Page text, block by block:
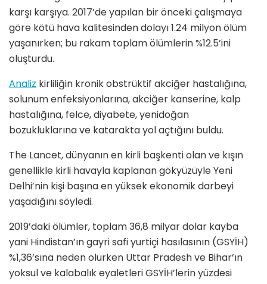
karşı karşıya. 2017’de yapılan bir önceki çalışmaya
göre kötü hava kalitesinden dolayı 1.24 milyon ölüm
yaşanırken; bu rakam toplam ölümlerin %12.5’ini
oluşturdu.
Analiz kirliliğin kronik obstrüktif akciğer hastalığına,
solunum enfeksiyonlarına, akciğer kanserine, kalp
hastalığına, felce, diyabete, yenidoğan
bozukluklarına ve katarakta yol açtığını buldu.
The Lancet, dünyanın en kirli başkenti olan ve kışın
genellikle kirli havayla kaplanan gökyüzüyle Yeni
Delhi’nin kişi başına en yüksek ekonomik darbeyi
yaşadığını söyledi.
2019’daki ölümler, toplam 36,8 milyar dolar kayba
yani Hindistan’ın gayri safi yurtiçi hasılasının (GSYİH)
%1,36’sına neden olurken Uttar Pradesh ve Bihar’ın
yoksul ve kalabalık eyaletleri GSYİH’lerin yüzdesi